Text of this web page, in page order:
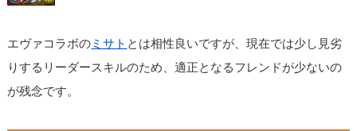
エヴァコラボのミサト とは相性良いですが、現在では少し見劣
りするリーダースキルのため、適正となるフレンドが少ないの
が残念です。